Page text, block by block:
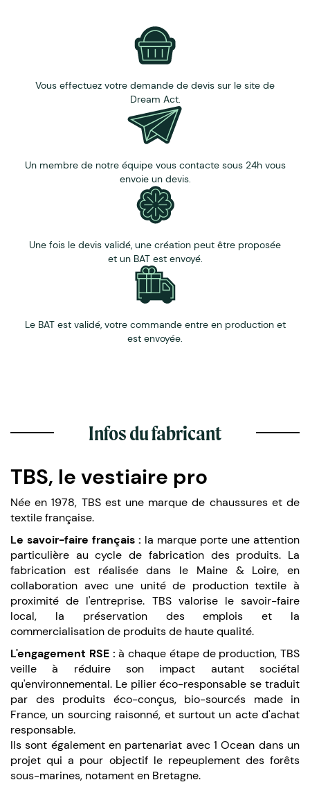
Vous effectuez votre demande de devis sur le site de
Dream Act.
Un membre de notre équipe vous contacte sous 24h vous
envoie un devis.
Une fois le devis validé, une création peut être proposée
et un BAT est envoyé.
Le BAT est validé, votre commande entre en production et
est envoyée.
Infos du fabricant
TBS, le vestiaire pro
Née en 1978, TBS est une marque de chaussures et de
textile française.
Le savoir-faire français : la marque porte une attention
particulière au cycle de fabrication des produits. La
fabrication est réalisée dans le Maine & Loire, en
collaboration avec une unité de production textile à
proximité de l'entreprise. TBS valorise le savoir-faire
local, la préservation des emplois et la
commercialisation de produits de haute qualité.
L'engagement RSE :à chaque étape de production, TBS
veille à réduire son impact autant sociétal
qu'environnemental. Le pilier éco-responsable se traduit
par des produits éco-conçus, bio-sourcés made in
France, un sourcing raisonné, et surtout un acte d'achat
responsable.
Ils sont également en partenariat avec 1 Ocean dans un
projet qui a pour objectif le repeuplement des forêts
sous-marines, notament en Bretagne.